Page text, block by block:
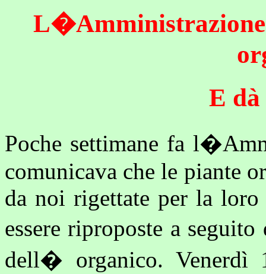
L�Amministrazione
E
Poche settimane fa
comunicava che le piante
da noi rigettate per la loro
essere riproposte a
dell� organico. Venerdì